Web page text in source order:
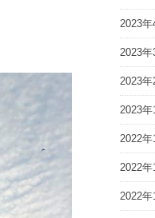
2023年
2023年
2023年
2023年
2022年
2022年
2022年